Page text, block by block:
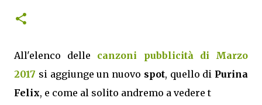
All'elenco delle canzoni pubblicità di Marzo
2017 si aggiunge un nuovo spot, quello di Purina
Felix, e come al solito andremo a vedere t